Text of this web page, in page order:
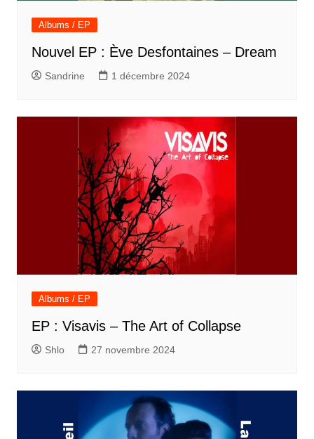
Albums / EP
Nouvel EP : Ève Desfontaines – Dream
Sandrine 1 décembre 2024
Albums / EP
EP : Visavis – The Art of Collapse
Shlo 27 novembre 2024